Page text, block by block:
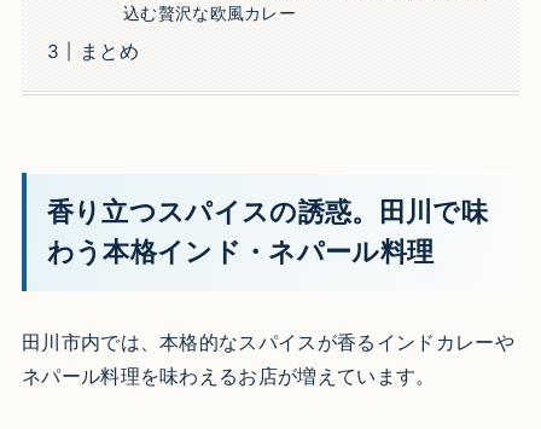
込む贅沢な欧風カレー
まとめ
香り立つスパイスの誘惑。田川で味
わう本格インド・ネパール料理
田川市内では、本格的なスパイスが香るインドカレーや
ネパール料理を味わえるお店が増えています。